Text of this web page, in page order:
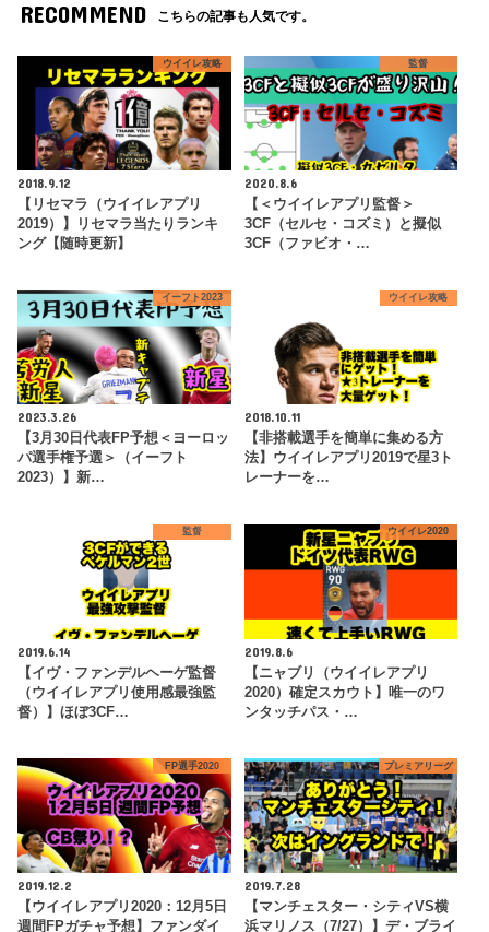
RECOMMEND こちらの記事も人気です。
ウイイレ攻略
2018.9.12
【リセマラ（ウイイレアプリ
2019）】リセマラ当たりランキ
ング【随時更新】
監督
2020.8.6
【＜ウイイレアプリ監督＞
3CF（セルセ・コズミ）と擬似
3CF（ファビオ・…
イーフト2023
2023.3.26
【3月30日代表FP予想＜ヨーロッ
パ選手権予選＞（イーフト
2023）】新…
ウイイレ攻略
2018.10.11
【非搭載選手を簡単に集める方
法】ウイイレアプリ2019で星3ト
レーナーを…
監督
2019.6.14
【イヴ・ファンデルヘーゲ監督
（ウイイレアプリ使用感最強監
督）】ほぼ3CF…
ウイイレ2020
2019.8.6
【ニャブリ（ウイイレアプリ
2020）確定スカウト】唯一のワ
ンタッチパス・…
FP選手2020
2019.12.2
【ウイイレアプリ2020：12月5日
週間FPガチャ予想】ファンダイ
プレミアリーグ
2019.7.28
【マンチェスター・シティVS横
浜マリノス（7/27）】デ・ブライ